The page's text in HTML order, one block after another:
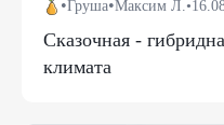
•Груша•Максим Л.•
Сказочная -
климата